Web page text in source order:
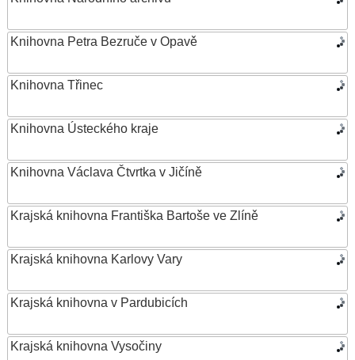
Knihovna Petra Bezruče v Opavě
Knihovna Třinec
Knihovna Ústeckého kraje
Knihovna Václava Čtvrtka v Jičíně
Krajská knihovna Františka Bartoše ve Zlíně
Krajská knihovna Karlovy Vary
Krajská knihovna v Pardubicích
Krajská knihovna Vysočiny